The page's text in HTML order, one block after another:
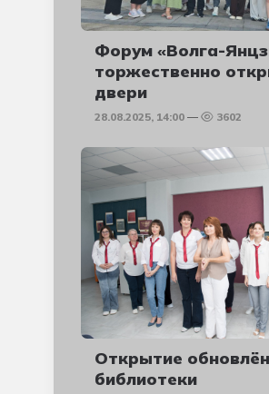
Форум «Волга-
торжественно
двери
28.08.2025, 14:00 3602
Открытие
библиотеки